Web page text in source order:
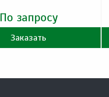
По запросу
Заказать